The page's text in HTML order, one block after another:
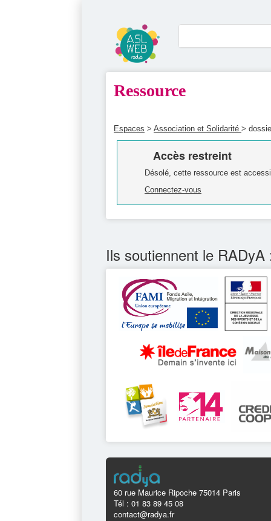
Ressource
Espaces > Association et Solidarité >
Accès restreint
Désolé, cette ressource est
Connectez-vous
Ils soutiennent le RADyA
60 rue Maurice Ripoche 75014 Paris
Tél : 01 83 89 45 08
contact@radya.fr